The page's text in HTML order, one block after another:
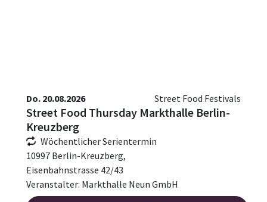
Do. 20.08.2026 Street Food Festivals
Street Food Thursday Markthalle Berlin-
Kreuzberg
Wöchentlicher Serientermin
10997 Berlin-Kreuzberg,
Eisenbahnstrasse 42/43
Veranstalter: Markthalle Neun GmbH